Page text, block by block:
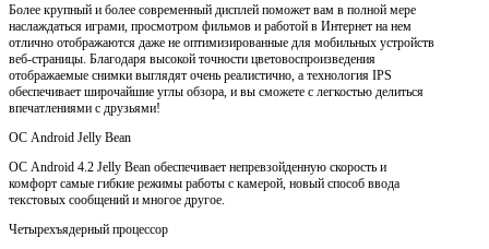
Более крупный и более современный дисплей поможет вам в полной мере
наслаждаться играми, просмотром фильмов и работой в Интернет на нем
отлично отображаются даже не оптимизированные для мобильных устройств
веб-страницы. Благодаря высокой точности цветовоспроизведения
отображаемые снимки выглядят очень реалистично, а технология IPS
обеспечивает широчайшие углы обзора, и вы сможете с легкостью делиться
впечатлениями с друзьями!
ОС Android Jelly Bean
ОС Android 4.2 Jelly Bean обеспечивает непревзойденную скорость и
комфорт самые гибкие режимы работы с камерой, новый способ ввода
текстовых сообщений и многое другое.
Четырехъядерный процессор